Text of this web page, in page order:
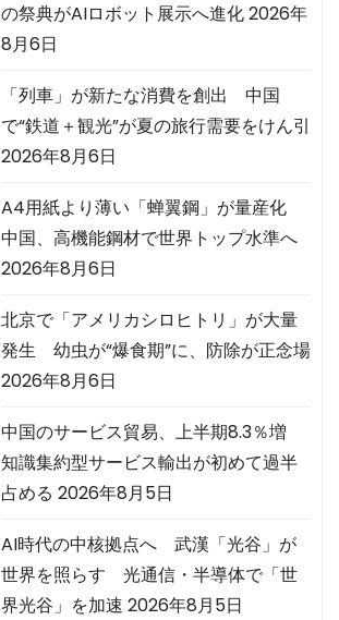
の祭典がAIロボット展示へ進化2026年
8月6日
「列車」が新たな消費を創出 中国
で“鉄道＋観光”が夏の旅行需要をけん引
2026年8月6日
A4用紙より薄い「蝉翼鋼」が量産化
中国、高機能鋼材で世界トップ水準へ
2026年8月6日
北京で「アメリカシロヒトリ」が大量
発生 幼虫が“爆食期”に、防除が正念場
2026年8月6日
中国のサービス貿易、上半期8.3％増
知識集約型サービス輸出が初めて過半
占める 2026年8月5日
AI時代の中核拠点へ 武漢「光谷」が
世界を照らす 光通信・半導体で「世
界光谷」を加速 2026年8月5日